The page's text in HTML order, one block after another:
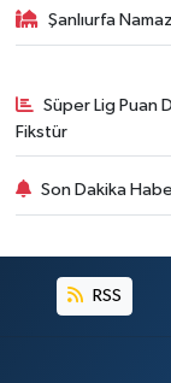
Şanlıurfa
Süper Lig Puan
Fikstür
Son Dakika
RSS